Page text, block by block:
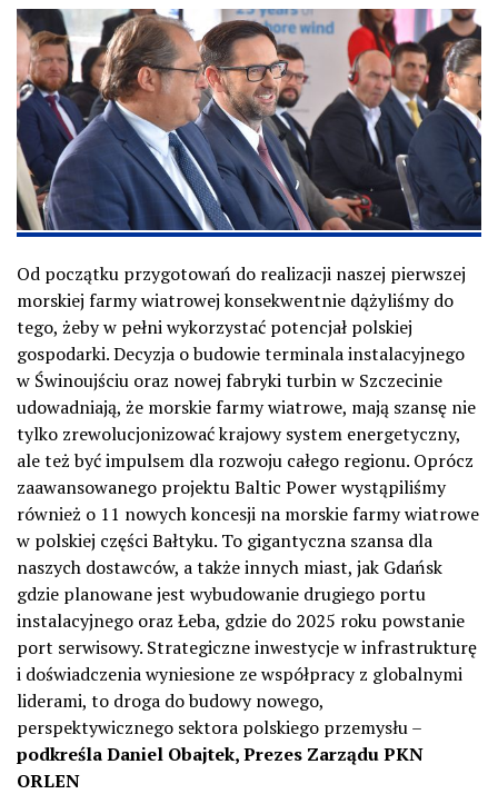
Od początku przygotowań do realizacji naszej pierwszej
morskiej farmy wiatrowej konsekwentnie dążyliśmy do
tego, żeby w pełni wykorzystać potencjał polskiej
gospodarki. Decyzja o budowie terminala instalacyjnego
w Świnoujściu oraz nowej fabryki turbin w Szczecinie
udowadniają, że morskie farmy wiatrowe, mają szansę nie
tylko zrewolucjonizować krajowy system energetyczny,
ale też być impulsem dla rozwoju całego regionu. Oprócz
zaawansowanego projektu Baltic Power wystąpiliśmy
również o 11 nowych koncesji na morskie farmy wiatrowe
w polskiej części Bałtyku. To gigantyczna szansa dla
naszych dostawców, a także innych miast, jak Gdańsk
gdzie planowane jest wybudowanie drugiego portu
instalacyjnego oraz Łeba, gdzie do 2025 roku powstanie
port serwisowy. Strategiczne inwestycje w infrastrukturę
i doświadczenia wyniesione ze współpracy z globalnymi
liderami, to droga do budowy nowego,
perspektywicznego sektora polskiego przemysłu –
podkreśla Daniel Obajtek, Prezes Zarządu PKN
ORLEN